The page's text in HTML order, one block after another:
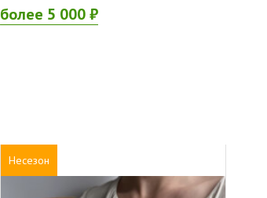
более 5 000 ₽
Несезон